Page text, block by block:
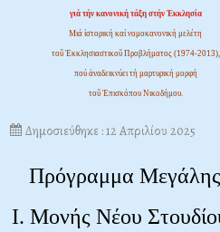
γιά τήν κανονική τάξη στήν Ἐκκλησία
Μιά ἱστορική καί νομοκανονική μελέτη
τοῦ Ἐκκλησιαστικοῦ Προβλήματος (1974-2013),
πού ἀναδεικνύει τή μαρτυρική μορφή
τοῦ Ἐπισκόπου Νικοδήμου.
Δημοσιεύθηκε : 12 Απριλίου 2025
Πρόγραμμα
Ι. Μονής Νέου